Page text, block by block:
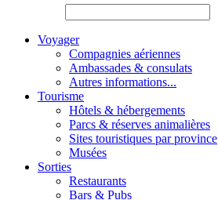
Voyager
Compagnies aériennes
Ambassades & consulats
Autres informations...
Tourisme
Hôtels & hébergements
Parcs & réserves animalières
Sites touristiques par province
Musées
Sorties
Restaurants
Bars & Pubs